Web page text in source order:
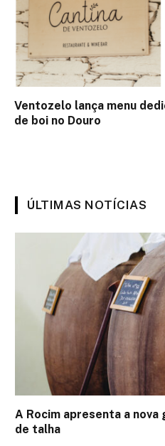
Ventozelo lança menu
de boi no Douro
ÚLTIMAS NOTÍCIAS
A Rocim apresenta a nova
de talha